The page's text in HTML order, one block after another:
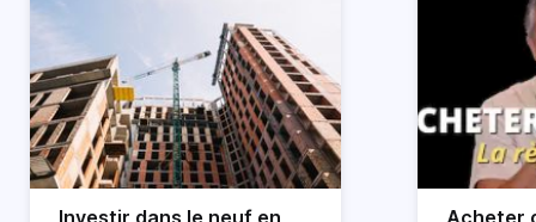
Investir dans le neuf en
Acheter